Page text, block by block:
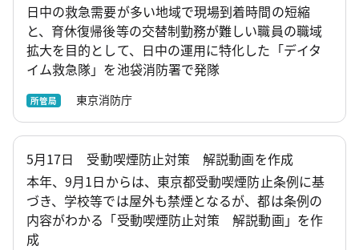
日中の救急需要が多い地域で現場到着時間の短縮
と、育休復帰後等の交替制勤務が難しい職員の職域
拡大を目的として、日中の運用に特化した「デイタ
イム救急隊」を池袋消防署で発隊
所管局 東京消防庁
5月17日 受動喫煙防止対策 解説動画を作成
本年、9月1日からは、東京都受動喫煙防止条例に基
づき、学校等では屋外も禁煙となるが、都は条例の
内容がわかる「受動喫煙防止対策 解説動画」を作
成